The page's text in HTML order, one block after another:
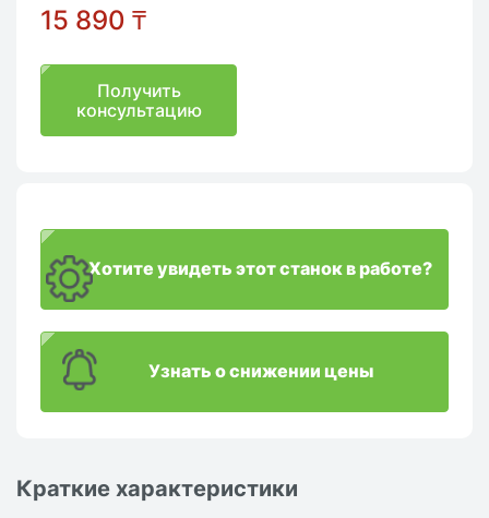
Краткие характеристики
15 890 ₸
Получить
консультацию
Хотите увидеть этот станок в работе?
Узнать о снижении цены